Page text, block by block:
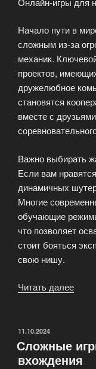
Начало пути в
сложным из-за
механик.
проектов,
дружелюбное
становятся
вместе с
Важно выбирать
Если вам
динамичных
Многие
обучающие
что позволяет
стоит бояться
свою нишу.
Читать далее
ОПУБЛИКОВАНО
11.10.2024
Сложные
вхождения